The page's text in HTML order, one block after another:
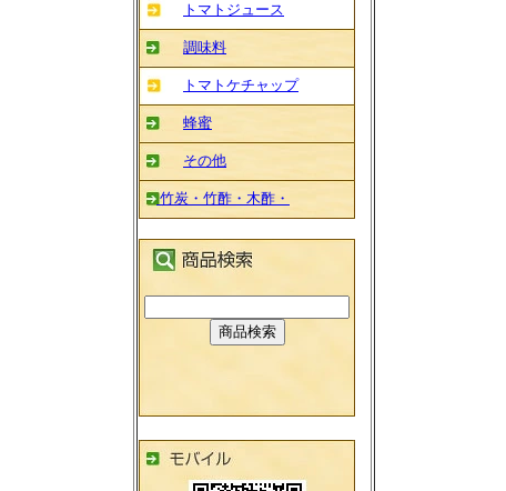
トマトジュース
調味料
トマトケチャップ
蜂蜜
その他
竹炭・竹酢・木酢・